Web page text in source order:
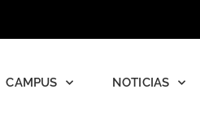
CAMPUS NOTICIAS